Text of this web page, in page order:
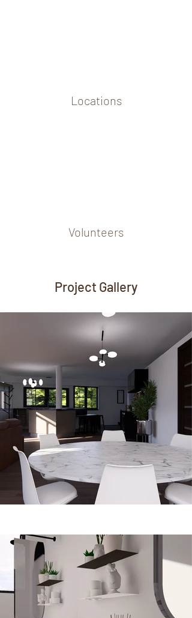
Locations
Volunteers
Project Gallery